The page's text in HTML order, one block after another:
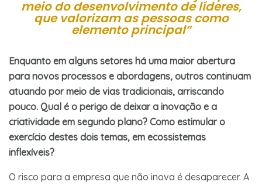
meio do desenvolvimento de líderes,
que valorizam as pessoas como
elemento principal”
Enquanto em alguns setores há uma maior abertura
para novos processos e abordagens, outros continuam
atuando por meio de vias tradicionais, arriscando
pouco. Qual é o perigo de deixar a inovação e a
criatividade em segundo plano? Como estimular o
exercício destes dois temas, em ecossistemas
inflexíveis?
O risco para a empresa que não inova é desaparecer. A